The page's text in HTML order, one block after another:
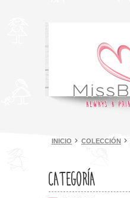
INICIO COLECCIÓN
CATEGORÍA